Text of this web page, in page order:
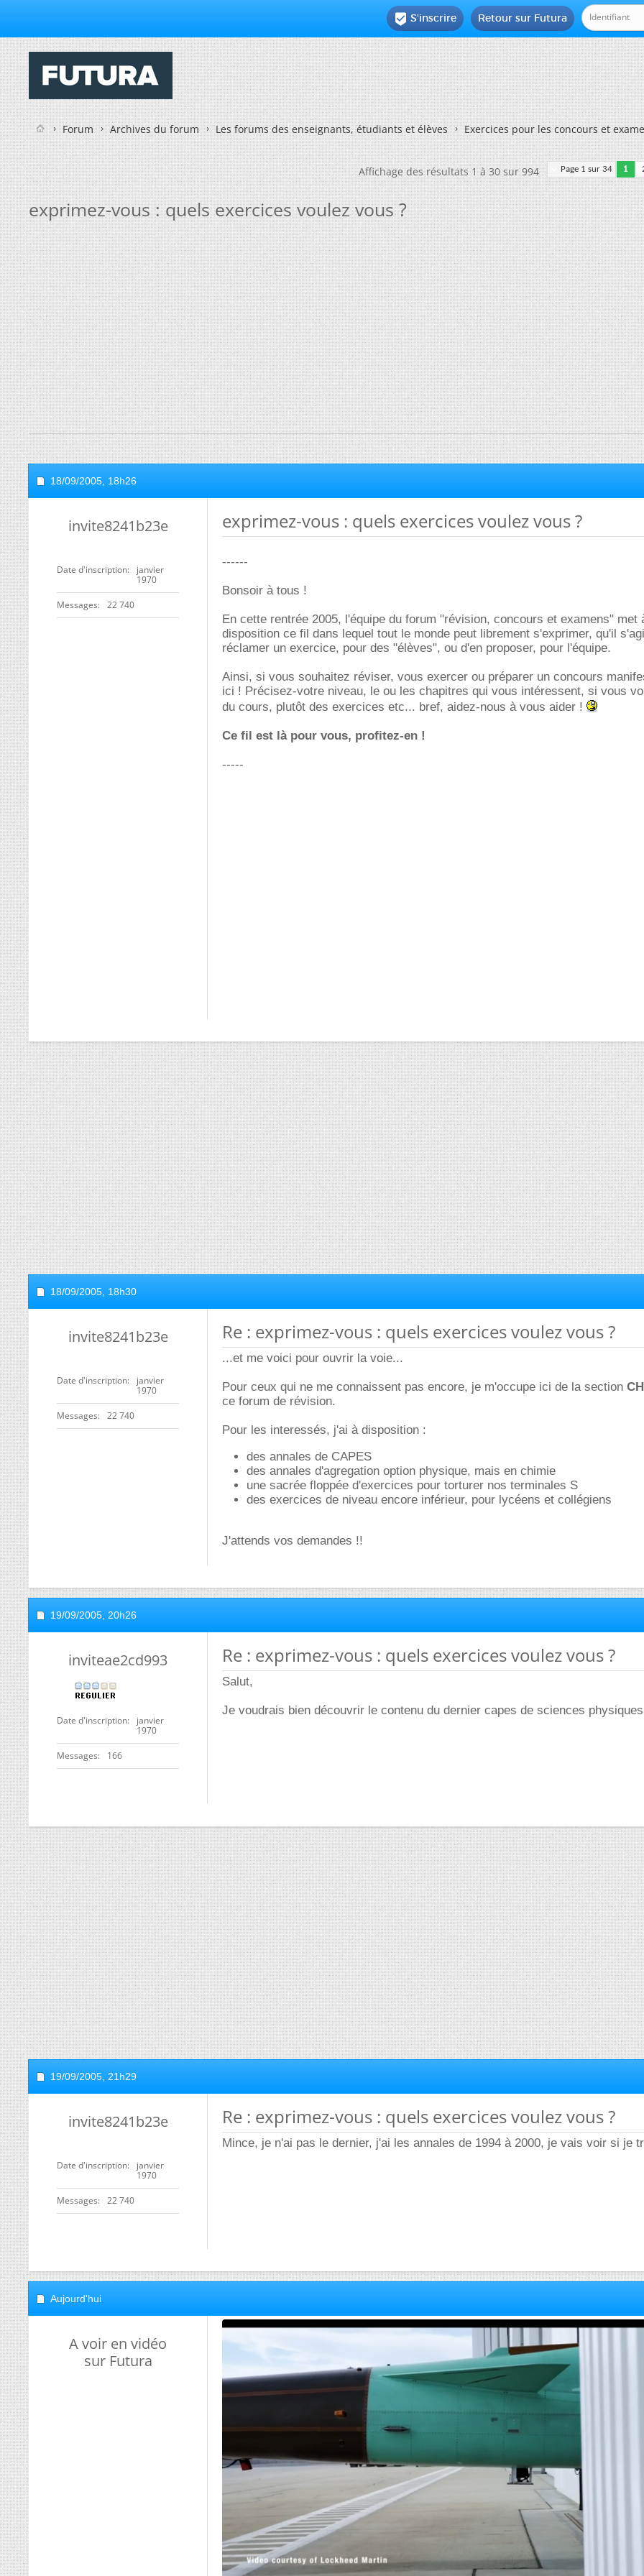
Retour sur Futura
 S'inscrire
Forum Archives du forum Les forums des enseignants, étudiants et élèves Exercices pour les concours et
Page 1 sur 34 1
Affichage des résultats 1 à 30 sur 994
exprimez-vous : quels exercices voulez vous ?
18/09/2005, 18h26
invite8241b23e
Date d'inscription
janvier
1970
Messages 22 740
exprimez-vous : quels exercices voulez vous ?
------
Bonsoir à tous !
En cette rentrée 2005, l'équipe du forum "révision, concours et examens" met
disposition ce fil dans lequel tout le monde peut librement s'exprimer, qu'il
réclamer un exercice, pour des "élèves", ou d'en proposer, pour l'équipe.
Ainsi, si vous souhaitez réviser, vous exercer ou préparer un concours
ici ! Précisez-votre niveau, le ou les chapitres qui vous intéressent, si vous
du cours, plutôt des exercices etc... bref, aidez-nous à vous aider !
Ce fil est là pour vous, profitez-en !
-----
18/09/2005, 18h30
invite8241b23e
Date d'inscription
janvier
1970
Messages 22 740
Re : exprimez-vous : quels exercices voulez vous ?
...et me voici pour ouvrir la voie...
Pour ceux qui ne me connaissent pas encore, je m'occupe ici de la section
ce forum de révision.
Pour les interessés, j'ai à disposition :
des annales de CAPES
des annales d'agregation option physique, mais en chimie
une sacrée floppée d'exercices pour torturer nos terminales S
des exercices de niveau encore inférieur, pour lycéens et collégiens
J'attends vos demandes !!
19/09/2005, 20h26
inviteae2cd993
Date d'inscription
janvier
1970
Messages 166
Re : exprimez-vous : quels exercices voulez vous ?
Salut,
Je voudrais bien découvrir le contenu du dernier capes de sciences
19/09/2005, 21h29
invite8241b23e
Date d'inscription
janvier
1970
Messages 22 740
Re : exprimez-vous : quels exercices voulez vous ?
Mince, je n'ai pas le dernier, j'ai les annales de 1994 à 2000, je vais voir si je
Aujourd'hui
A voir en vidéo
sur Futura